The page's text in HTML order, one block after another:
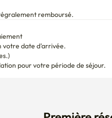
date d'arrivée.
pour votre période de séjour.